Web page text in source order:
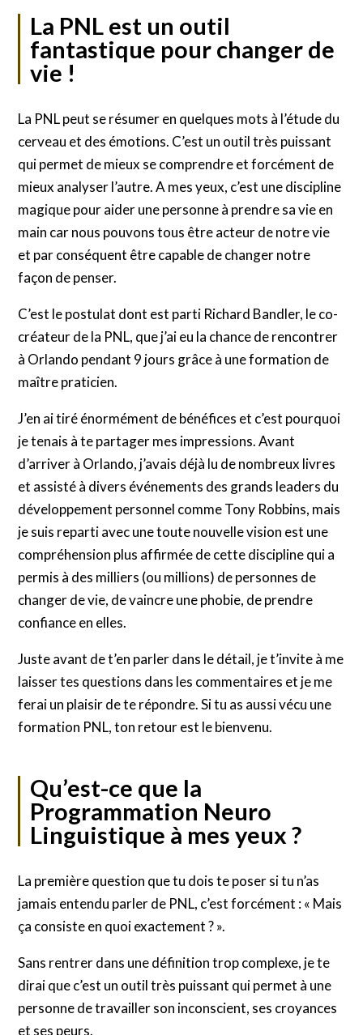
La PNL est un outil
fantastique pour changer de
vie !
La PNL peut se résumer en quelques mots à l’étude du
cerveau et des émotions. C’est un outil très puissant
qui permet de mieux se comprendre et forcément de
mieux analyser l’autre. A mes yeux, c’est une discipline
magique pour aider une personne à prendre sa vie en
main car nous pouvons tous être acteur de notre vie
et par conséquent être capable de changer notre
façon de penser.
C’est le postulat dont est parti Richard Bandler, le co-
créateur de la PNL, que j’ai eu la chance de rencontrer
à Orlando pendant 9 jours grâce à une formation de
maître praticien.
J’en ai tiré énormément de bénéfices et c’est pourquoi
je tenais à te partager mes impressions. Avant
d’arriver à Orlando, j’avais déjà lu de nombreux livres
et assisté à divers événements des grands leaders du
développement personnel comme Tony Robbins, mais
je suis reparti avec une toute nouvelle vision est une
compréhension plus affirmée de cette discipline qui a
permis à des milliers (ou millions) de personnes de
changer de vie, de vaincre une phobie, de prendre
confiance en elles.
Juste avant de t’en parler dans le détail, je t’invite à me
laisser tes questions dans les commentaires et je me
ferai un plaisir de te répondre. Si tu as aussi vécu une
formation PNL, ton retour est le bienvenu.
Qu’est-ce que la
Programmation Neuro
Linguistique à mes yeux ?
La première question que tu dois te poser si tu n’as
jamais entendu parler de PNL, c’est forcément : « Mais
ça consiste en quoi exactement ? ».
Sans rentrer dans une définition trop complexe, je te
dirai que c’est un outil très puissant qui permet à une
personne de travailler son inconscient, ses croyances
et ses peurs.